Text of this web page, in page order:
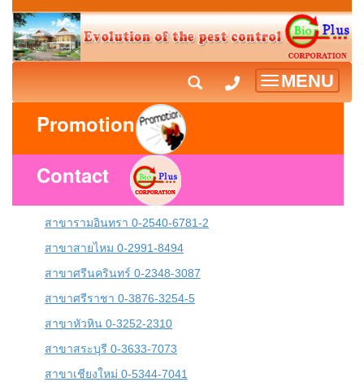
Toggle
navigation
MENU
Promotion
Contact
สาขารามอินทรา 0-2540-6781-2
สาขาสายไหม 0-2991-8494
สาขาศรีนครินทร์ 0-2348-3087
สาขาศรีราชา 0-3876-3254-5
สาขาหัวหิน 0-3252-2310
สาขาสระบุรี 0-3633-7073
สาขาเชียงใหม่ 0-5344-7041